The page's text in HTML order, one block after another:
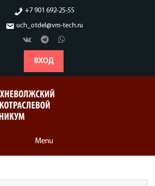
+7 901 692-25-55
uch_otdel@vm-tech.ru
ВХОД
Menu